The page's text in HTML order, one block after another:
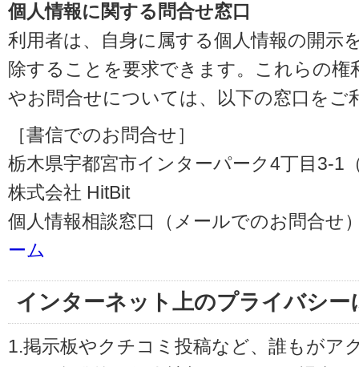
個人情報に関する問合せ窓口
利用者は、自身に属する個人情報の開示
除することを要求できます。これらの権
やお問合せについては、以下の窓口をご
［書信でのお問合せ］
栃木県宇都宮市インターパーク4丁目3-1
株式会社 HitBit
個人情報相談窓口（メールでのお問合せ
ーム
インターネット上のプライバシー
1.掲示板やクチコミ投稿など、誰もがア